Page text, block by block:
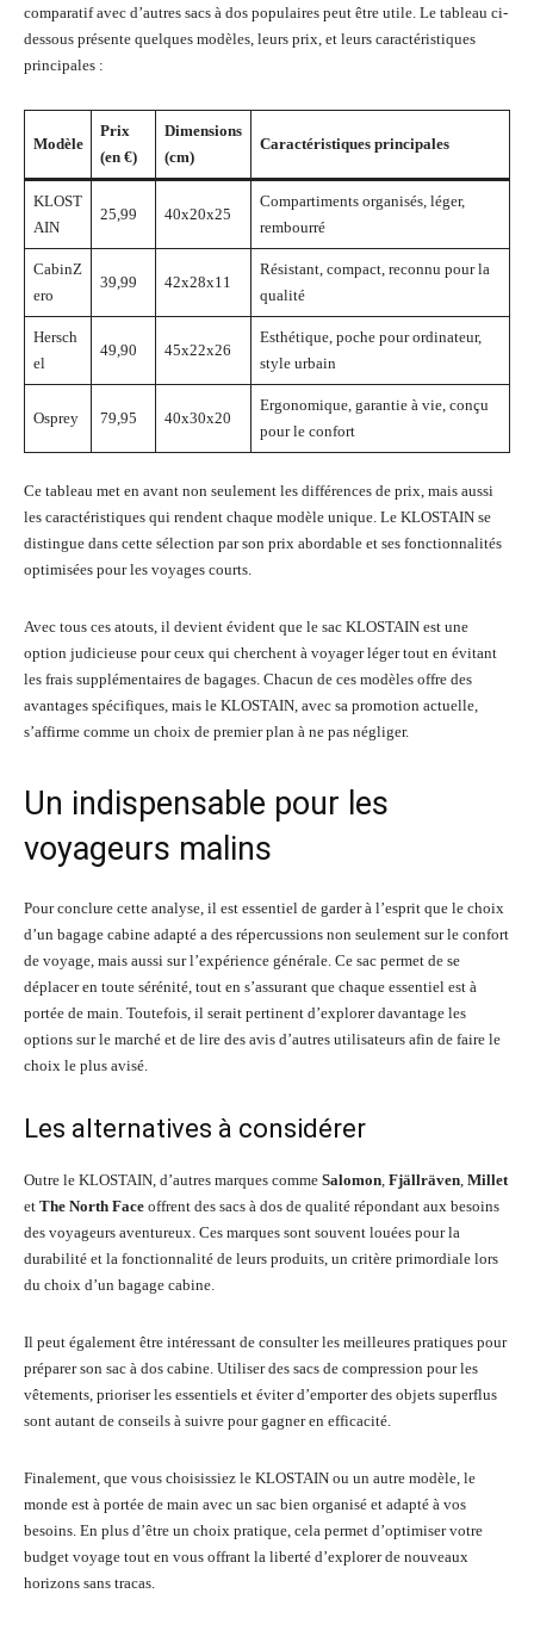
comparatif avec d’autres sacs à dos populaires peut être utile. Le tableau ci-
dessous présente quelques modèles, leurs prix, et leurs caractéristiques
principales :
Modèle
Prix
(en €)
Dimensions
(cm)
Caractéristiques principales
KLOST
AIN
25,99 40x20x25
Compartiments organisés, léger,
rembourré
CabinZ
ero
39,99 42x28x11
Résistant, compact, reconnu pour la
qualité
Hersch
el
49,90 45x22x26
Esthétique, poche pour ordinateur,
style urbain
Osprey 79,95 40x30x20
Ergonomique, garantie à vie, conçu
pour le confort
Ce tableau met en avant non seulement les différences de prix, mais aussi
les caractéristiques qui rendent chaque modèle unique. Le KLOSTAIN se
distingue dans cette sélection par son prix abordable et ses fonctionnalités
optimisées pour les voyages courts.
Avec tous ces atouts, il devient évident que le sac KLOSTAIN est une
option judicieuse pour ceux qui cherchent à voyager léger tout en évitant
les frais supplémentaires de bagages. Chacun de ces modèles offre des
avantages spécifiques, mais le KLOSTAIN, avec sa promotion actuelle,
s’affirme comme un choix de premier plan à ne pas négliger.
Un indispensable pour les
voyageurs malins
Pour conclure cette analyse, il est essentiel de garder à l’esprit que le choix
d’un bagage cabine adapté a des répercussions non seulement sur le confort
de voyage, mais aussi sur l’expérience générale. Ce sac permet de se
déplacer en toute sérénité, tout en s’assurant que chaque essentiel est à
portée de main. Toutefois, il serait pertinent d’explorer davantage les
options sur le marché et de lire des avis d’autres utilisateurs afin de faire le
choix le plus avisé.
Les alternatives à considérer
Outre le KLOSTAIN, d’autres marques comme Salomon, Fjällräven, Millet
et The North Face offrent des sacs à dos de qualité répondant aux besoins
des voyageurs aventureux. Ces marques sont souvent louées pour la
durabilité et la fonctionnalité de leurs produits, un critère primordiale lors
du choix d’un bagage cabine.
Il peut également être intéressant de consulter les meilleures pratiques pour
préparer son sac à dos cabine. Utiliser des sacs de compression pour les
vêtements, prioriser les essentiels et éviter d’emporter des objets superflus
sont autant de conseils à suivre pour gagner en efficacité.
Finalement, que vous choisissiez le KLOSTAIN ou un autre modèle, le
monde est à portée de main avec un sac bien organisé et adapté à vos
besoins. En plus d’être un choix pratique, cela permet d’optimiser votre
budget voyage tout en vous offrant la liberté d’explorer de nouveaux
horizons sans tracas.